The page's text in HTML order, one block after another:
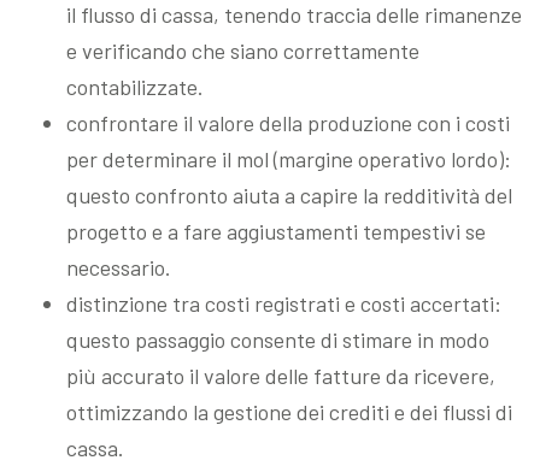
il flusso di cassa, tenendo traccia delle rimanenze
e verificando che siano correttamente
contabilizzate.
confrontare il valore della produzione con i costi
per determinare il mol (margine operativo lordo):
questo confronto aiuta a capire la redditività del
progetto e a fare aggiustamenti tempestivi se
necessario.
distinzione tra costi registrati e costi accertati:
questo passaggio consente di stimare in modo
più accurato il valore delle fatture da ricevere,
ottimizzando la gestione dei crediti e dei flussi di
cassa.